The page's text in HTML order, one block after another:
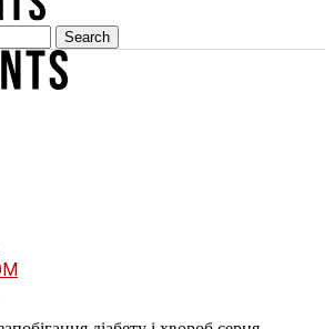
Search